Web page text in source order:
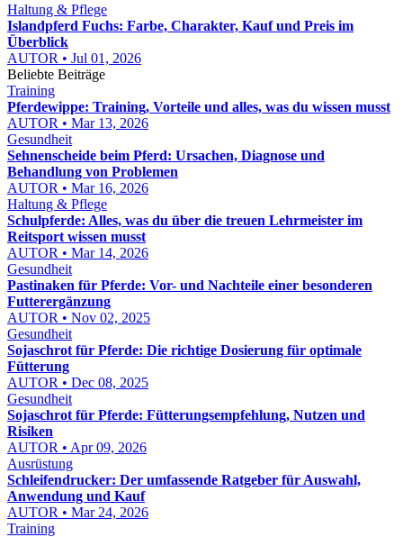
Haltung & Pflege
Islandpferd Fuchs: Farbe, Charakter, Kauf und Preis im
Überblick
AUTOR • Jul 01, 2026
Beliebte Beiträge
Training
Pferdewippe: Training, Vorteile und alles, was du wissen musst
AUTOR • Mar 13, 2026
Gesundheit
Sehnenscheide beim Pferd: Ursachen, Diagnose und
Behandlung von Problemen
AUTOR • Mar 16, 2026
Haltung & Pflege
Schulpferde: Alles, was du über die treuen Lehrmeister im
Reitsport wissen musst
AUTOR • Mar 14, 2026
Gesundheit
Pastinaken für Pferde: Vor- und Nachteile einer besonderen
Futterergänzung
AUTOR • Nov 02, 2025
Gesundheit
Sojaschrot für Pferde: Die richtige Dosierung für optimale
Fütterung
AUTOR • Dec 08, 2025
Gesundheit
Sojaschrot für Pferde: Fütterungsempfehlung, Nutzen und
Risiken
AUTOR • Apr 09, 2026
Ausrüstung
Schleifendrucker: Der umfassende Ratgeber für Auswahl,
Anwendung und Kauf
AUTOR • Mar 24, 2026
Training